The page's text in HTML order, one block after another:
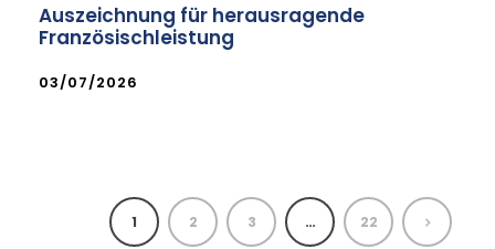
Auszeichnung für herausragende
Französischleistung
03/07/2026
1 2 3 … 22